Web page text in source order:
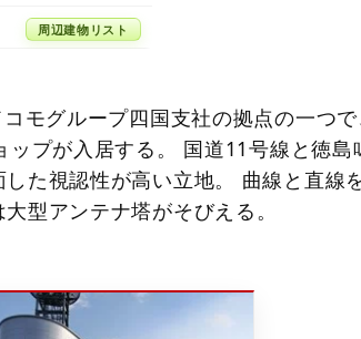
周辺建物リスト
モグループ四国支社の拠点の一つで
ップが入居する。 国道11号線と徳島
た視認性が高い立地。 曲線と直線
型アンテナ塔がそびえる。